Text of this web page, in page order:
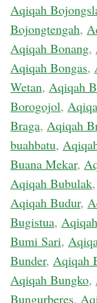
Aqiqah
Bojongtengah,
Aqiqah Bonang,
Aqiqah Bongas,
Wetan, Aqiqah
Borogojol,
Braga, Aqiqah
buahbatu,
Buana Mekar,
Aqiqah Bubulak,
Aqiqah Budur,
Bugistua,
Bumi Sari,
Bunder, Aqiqah
Aqiqah Bungko,
Bungurberes,